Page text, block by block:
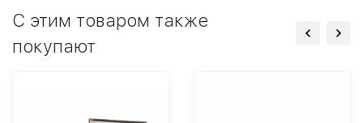
C этим товаром также
покупают